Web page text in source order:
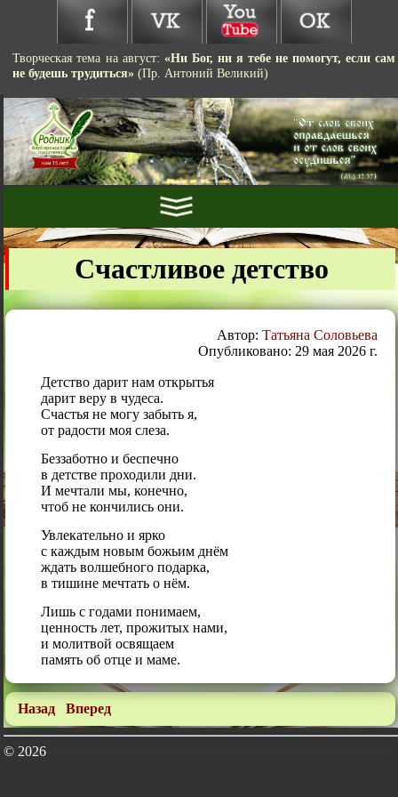
Творческая тема на август: «Ни Бог, ни я тебе не помогут, если сам
не будешь трудиться»(Пр. Антоний Великий)
Счастливое детство
Автор: Татьяна Соловьева
Опубликовано: 29 мая 2026 г.
Детство дарит нам открытья
дарит веру в чудеса.
Счастья не могу забыть я,
от радости моя слеза.
Беззаботно и беспечно
в детстве проходили дни.
И мечтали мы, конечно,
чтоб не кончились они.
Увлекательно и ярко
с каждым новым божьим днём
ждать волшебного подарка,
в тишине мечтать о нём.
Лишь с годами понимаем,
ценность лет, прожитых нами,
и молитвой освящаем
память об отце и маме.
Назад Вперед
© 2026